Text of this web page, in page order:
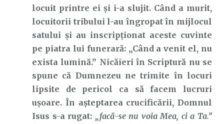
locuit printre ei și i-a slujit. Când a murit,
locuitorii tribului l-au îngropat în mijlocul
satului și au inscripționat aceste cuvinte
pe piatra lui funerară: „Când a venit el, nu
exista lumină.” Nicăieri în Scriptură nu se
spune că Dumnezeu ne trimite în locuri
lipsite de pericol ca să facem lucruri
ușoare. În așteptarea crucificării, Domnul
Isus s-a rugat: „facă-se nu voia Mea, ci a Ta.”